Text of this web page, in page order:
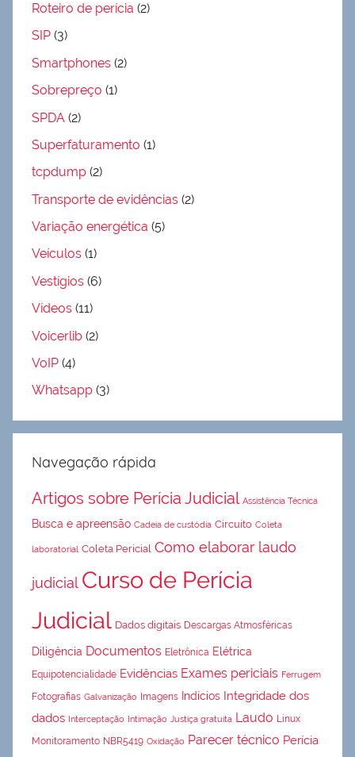
Roteiro de perícia (2)
SIP (3)
Smartphones (2)
Sobrepreço (1)
SPDA (2)
Superfaturamento (1)
tcpdump (2)
Transporte de evidências (2)
Variação energética (5)
Veículos (1)
Vestígios (6)
Vídeos (11)
Voicerlib (2)
VoIP (4)
Whatsapp (3)
Navegação rápida
Artigos sobre Perícia Judicial Assistência Técnica
Busca e apreensão Cadeia de custódia Circuito Coleta
laboratorial Coleta Pericial Como elaborar laudo
judicial Curso de Perícia
Judicial Dados digitais Descargas Atmosféricas
Diligência Documentos Eletrônica Elétrica
Equipotencialidade Evidências Exames periciais Ferrugem
Fotografias Galvanização Imagens Indícios Integridade dos
dados Interceptação Intimação Justiça gratuita Laudo Linux
Monitoramento NBR5419 Oxidação Parecer técnico Perícia